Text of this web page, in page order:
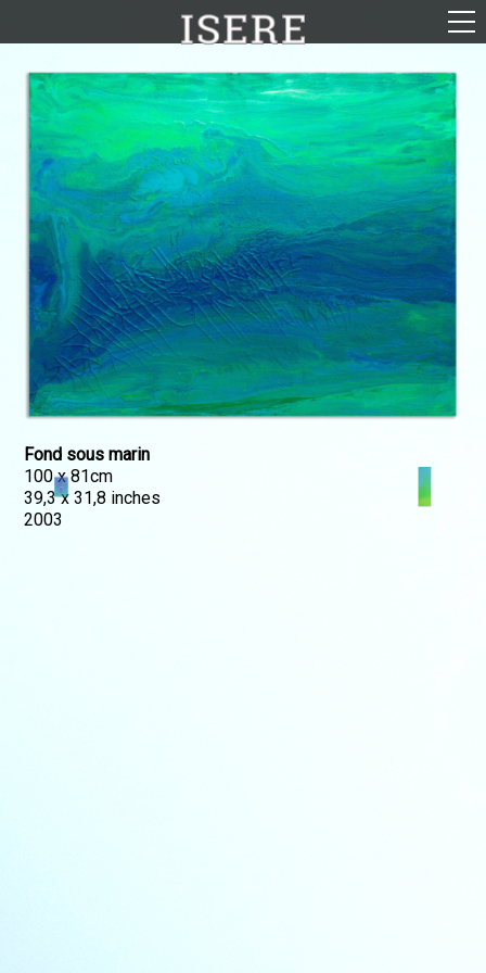
English (US)
Français
Portrait
Parcours
Galerie
Photomontages
Contact
Téléchargements
Fond sous marin
100 x 81cm
39,3 x 31,8 inches
2003